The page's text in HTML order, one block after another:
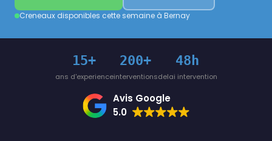
Creneaux disponibles cette semaine à Bernay
15+
ans d'experience
200+
interventions
48h
delai intervention
Avis Google
5.0